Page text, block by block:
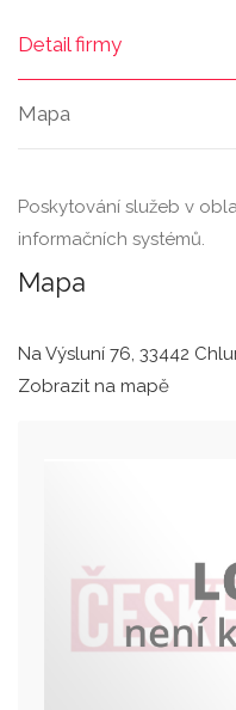
Detail firmy
Mapa
Poskytování služeb v
informačních systémů.
Mapa
Na Výsluní 76, 33442
Zobrazit na mapě